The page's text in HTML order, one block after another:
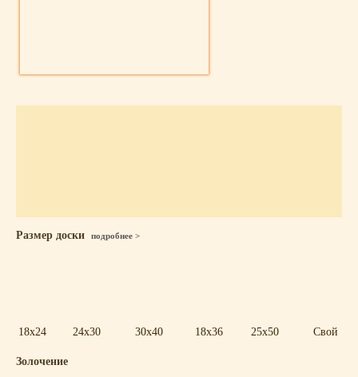
Размер доски подробнее >
18x24 24x30 30x40 18x36 25x50 Свой
Золочение